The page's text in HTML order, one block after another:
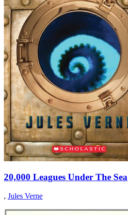
20,000 Leagues Under The Sea
, Jules Verne